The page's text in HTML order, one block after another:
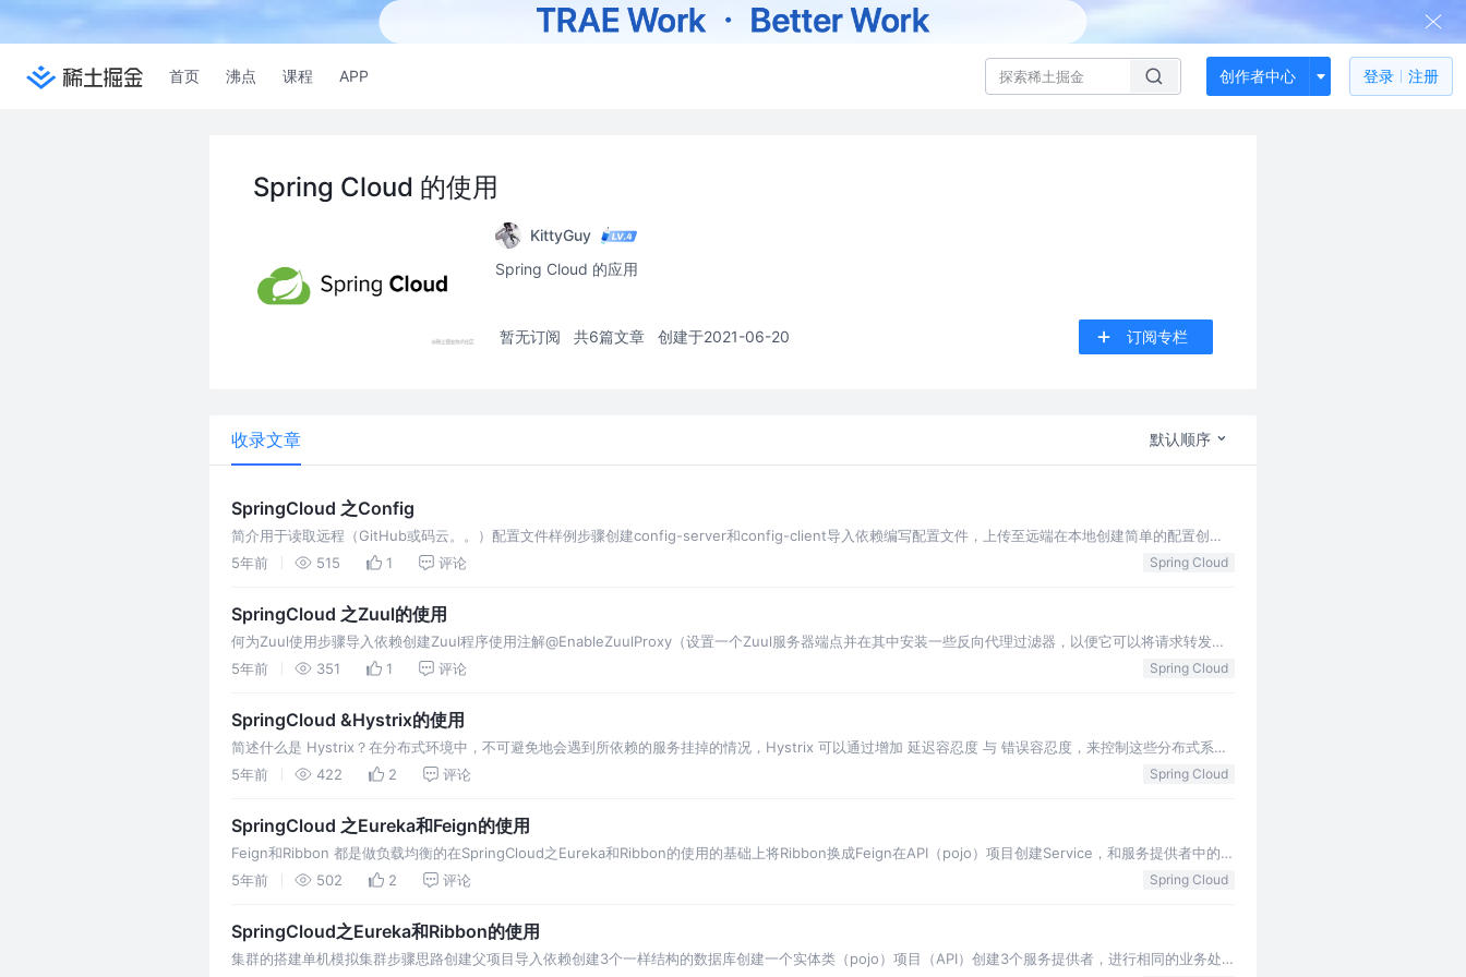
首页 沸点 课程 APP 创作者中心 登录 注册
Spring Cloud 的使用
KittyGuy
Spring Cloud 的应用
暂无订阅 共6篇文章 创建于2021-06-20 订阅专栏
收录文章 默认顺序
SpringCloud 之Config
简介用于读取远程（GitHub或码云。。）配置文件样例步骤创建config-server和config-client导入依赖编写配置文件，上传至远端在本地创建简单的配置创建
Config-Server依
5年前 515 1 评论 Spring Cloud
SpringCloud 之Zuul的使用
何为Zuul使用步骤导入依赖创建Zuul程序使用注解@EnableZuulProxy（设置一个Zuul服务器端点并在其中安装一些反向代理过滤器，以便它可以将请求转发到
后端服务器。可以通过配置或通过Di
5年前 351 1 评论 Spring Cloud
SpringCloud &Hystrix的使用
简述什么是 Hystrix？在分布式环境中，不可避免地会遇到所依赖的服务挂掉的情况，Hystrix 可以通过增加 延迟容忍度 与 错误容忍度，来控制这些分布式系统
的交互。Hystrix 在服务与服务之
5年前 422 2 评论 Spring Cloud
SpringCloud 之Eureka和Feign的使用
Feign和Ribbon 都是做负载均衡的在SpringCloud之Eureka和Ribbon的使用的基础上将Ribbon换成Feign在API（pojo）项目创建Service，和服务提供者中的
se
5年前 502 2 评论 Spring Cloud
SpringCloud之Eureka和Ribbon的使用
集群的搭建单机模拟集群步骤思路创建父项目导入依赖创建3个一样结构的数据库创建一个实体类（pojo）项目（API）创建3个服务提供者，进行相同的业务处